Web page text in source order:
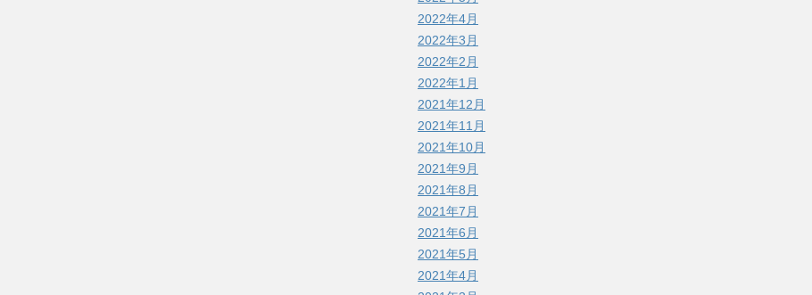
2022年4月
2022年3月
2022年2月
2022年1月
2021年12月
2021年11月
2021年10月
2021年9月
2021年8月
2021年7月
2021年6月
2021年5月
2021年4月